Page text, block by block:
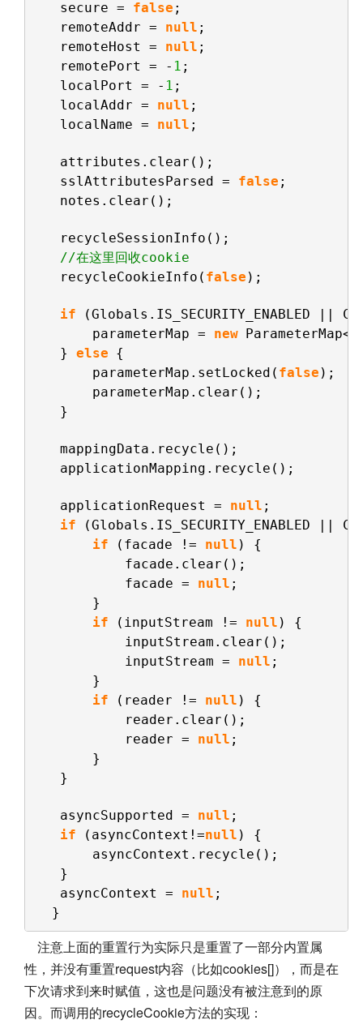
secure = false ;
remoteAddr = null ;
remoteHost = null ;
remotePort = - 1 ;
localPort = - 1 ;
localAddr = null ;
localName = null ;
attributes.clear();
sslAttributesParsed = false ;
notes.clear();
recycleSessionInfo();
//在这里回收cookie
recycleCookieInfo( false );
if
(Globals.IS_SECURITY_ENABLED ||
parameterMap = new
} else {
parameterMap.setLocked( false );
parameterMap.clear();
}
mappingData.recycle();
applicationMapping.recycle();
applicationRequest = null ;
if
(Globals.IS_SECURITY_ENABLED ||
if
(facade != null ) {
facade.clear();
facade = null ;
}
if
(inputStream != null ) {
inputStream.clear();
inputStream = null ;
}
if
(reader != null ) {
reader.clear();
reader = null ;
}
}
asyncSupported = null ;
if
(asyncContext!=null ) {
asyncContext.recycle();
}
asyncContext = null ;
}
注意上面的重置行为实际只是重置了一部分内置属
性，并没有重置request内容（比如cookies[]），而是在
下次请求到来时赋值，这也是问题没有被注意到的原
因。而调用的recycleCookie方法的实现：